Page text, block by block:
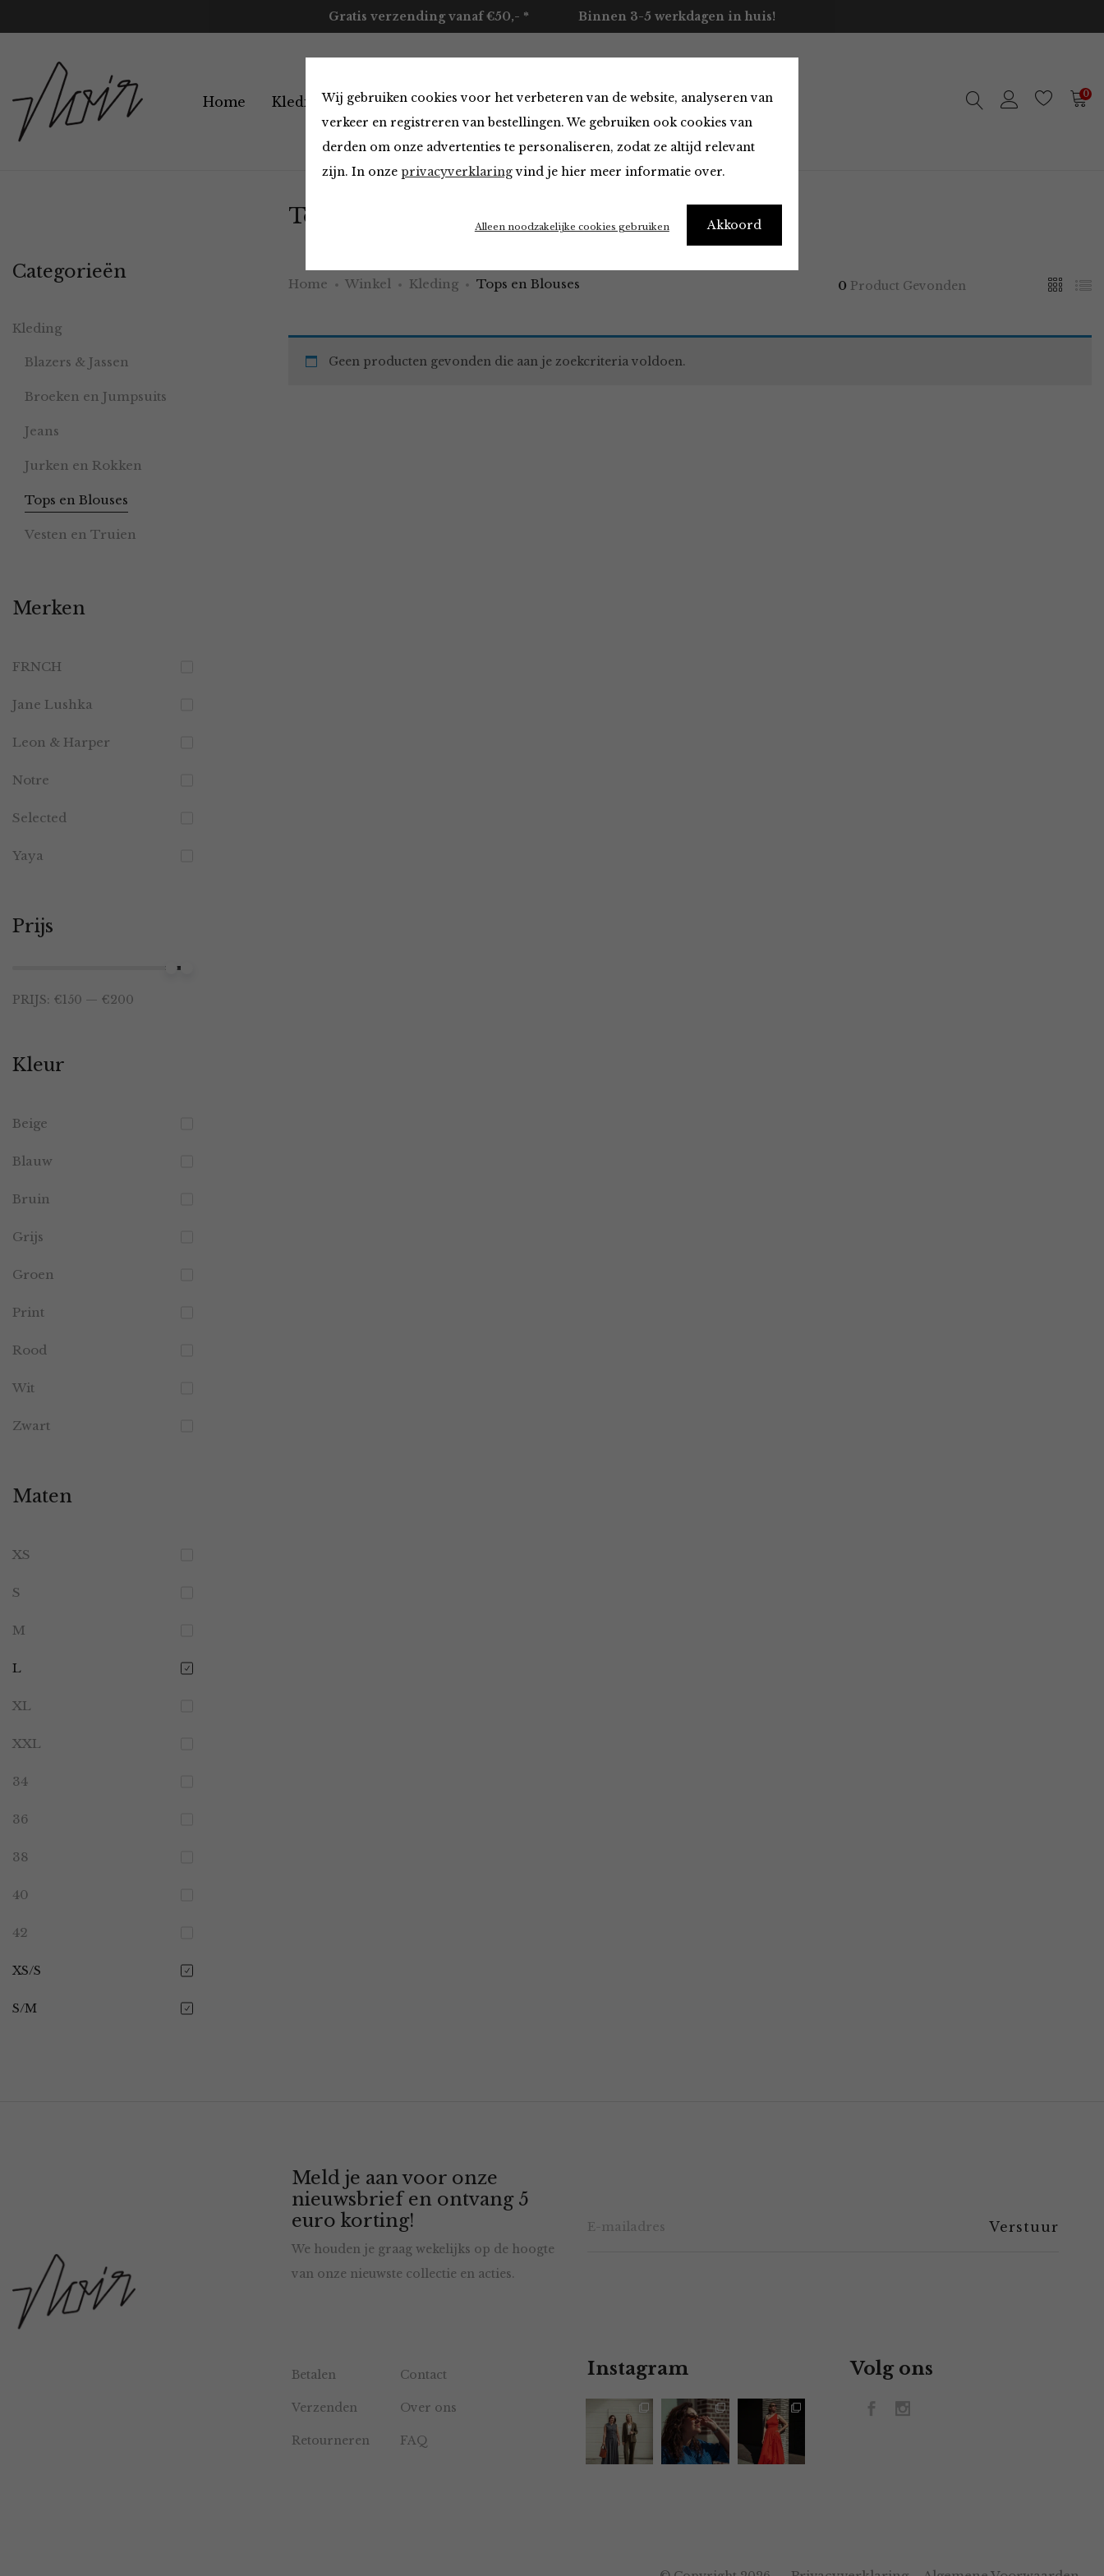
Wij gebruiken cookies voor het verbeteren van de website, analyseren van
verkeer en registreren van bestellingen. We gebruiken ook cookies van
derden om onze advertenties te personaliseren, zodat ze altijd relevant
zijn. In onze privacyverklaringvind je hier meer informatie over.
Akkoord
Alleen noodzakelijke cookies gebruiken
Gratis verzending vanaf €50,- * Binnen 3-5 werkdagen in huis!
Home Kleding Accessoires Merken Over ons Contact 0
Tops en Blouses
Home Winkel Kleding Tops en Blouses 0 Product Gevonden
Geen producten gevonden die aan je zoekcriteria voldoen.
Categorieën
Kleding
Blazers & Jassen
Broeken en Jumpsuits
Jeans
Jurken en Rokken
Tops en Blouses
Vesten en Truien
Merken
FRNCH
Jane Lushka
Leon & Harper
Notre
Selected
Yaya
Prijs
PRIJS: €150 — €200
Kleur
Beige
Blauw
Bruin
Grijs
Groen
Print
Rood
Wit
Zwart
Maten
XS
S
M
L
XL
XXL
34
36
38
40
42
XS/S
S/M
Meld je aan voor onze
nieuwsbrief en ontvang 5
euro korting!
We houden je graag wekelijks op de hoogte
van onze nieuwste collectie en acties.
Betalen Contact
Verzenden Over ons
Retourneren FAQ
Instagram Volg ons